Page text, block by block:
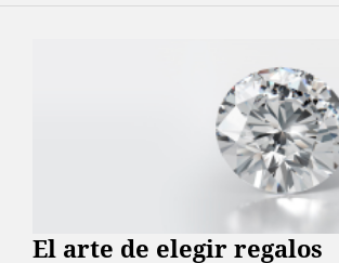
El arte de elegir regalos